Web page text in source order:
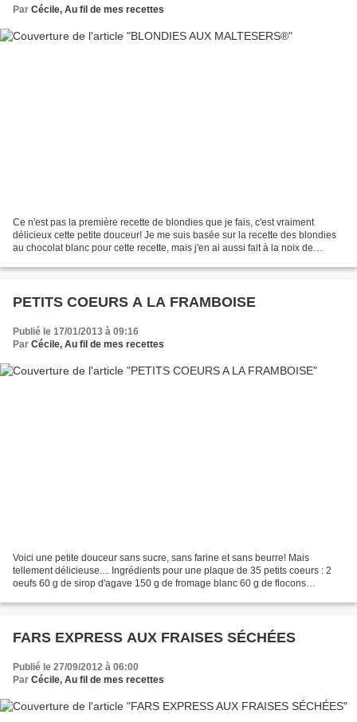
Par Cécile, Au fil de mes recettes
Ce n'est pas la première recette de blondies que je fais, c'est vraiment
délicieux cette petite douceur! Je me suis basée sur la recette des blondies
au chocolat blanc pour cette recette, mais j'en ai aussi fait à la noix de
PETITS COEURS A LA FRAMBOISE
Publié le 17/01/2013 à 09:16
Par Cécile, Au fil de mes recettes
Voici une petite douceur sans sucre, sans farine et sans beurre! Mais
tellement délicieuse.... Ingrédients pour une plaque de 35 petits coeurs : 2
oeufs 60 g de sirop d'agave 150 g de fromage blanc 60 g de flocons
FARS EXPRESS AUX FRAISES SÉCHÉES
Publié le 27/09/2012 à 06:00
Par Cécile, Au fil de mes recettes